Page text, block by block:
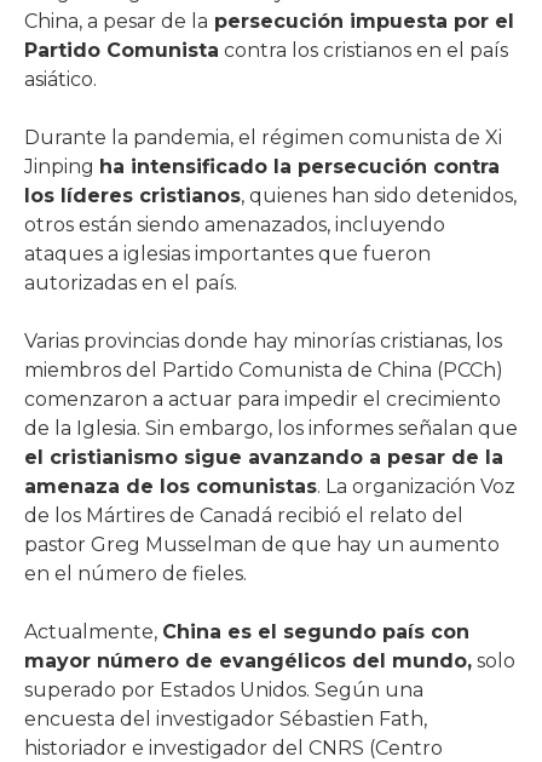
China, a pesar de la persecución impuesta por el
Partido Comunista contra los cristianos en el país
asiático.
Durante la pandemia, el régimen comunista de Xi
Jinping ha intensificado la persecución contra
los líderes cristianos, quienes han sido detenidos,
otros están siendo amenazados, incluyendo
ataques a iglesias importantes que fueron
autorizadas en el país.
Varias provincias donde hay minorías cristianas, los
miembros del Partido Comunista de China (PCCh)
comenzaron a actuar para impedir el crecimiento
de la Iglesia. Sin embargo, los informes señalan que
el cristianismo sigue avanzando a pesar de la
amenaza de los comunistas. La organización Voz
de los Mártires de Canadá recibió el relato del
pastor Greg Musselman de que hay un aumento
en el número de fieles.
Actualmente, China es el segundo país con
mayor número de evangélicos del mundo, solo
superado por Estados Unidos. Según una
encuesta del investigador Sébastien Fath,
historiador e investigador del CNRS (Centro